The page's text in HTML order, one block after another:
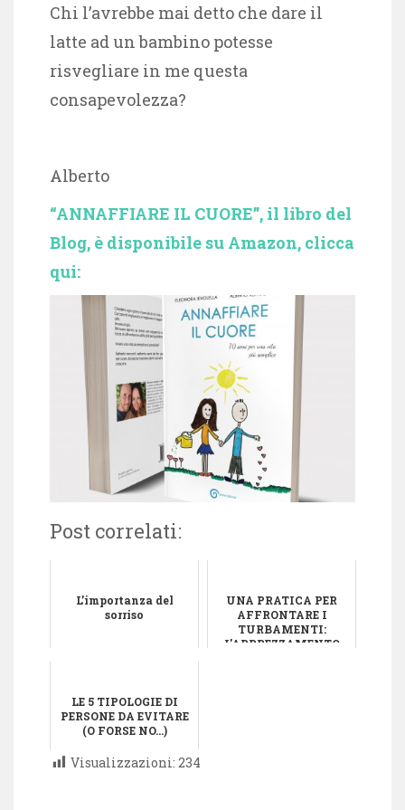
Chi l’avrebbe mai detto che dare il
latte ad un bambino potesse
risvegliare in me questa
consapevolezza?
Alberto
“ANNAFFIARE IL CUORE”, il libro del
Blog, è disponibile su Amazon, clicca
qui:
Post correlati:
L’importanza del
sorriso
UNA PRATICA PER
AFFRONTARE I
TURBAMENTI:
L'APPREZZAMENTO
LE 5 TIPOLOGIE DI
PERSONE DA EVITARE
(O FORSE NO…)
Visualizzazioni: 234